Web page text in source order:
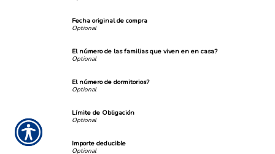
Fecha original de compra
El número de las familias que viven en en casa?
El número de dormitorios?
Límite de Obligación
Importe deducible